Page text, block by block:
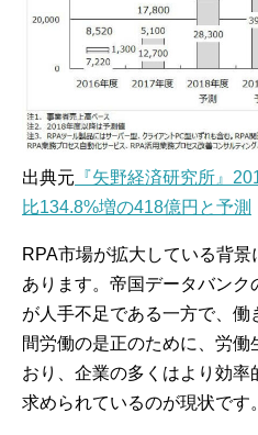
出典元 『矢野経済研究所』
比134.8%増の418億円と予測​
RPA市場が拡大している背
あります。帝国データバン
が人手不足である一方で、
間労働の是正のために、労
おり、企業の多くはより効
求められているのが現状です。